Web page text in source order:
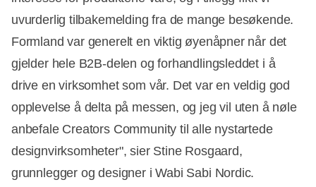
uvurderlig tilbakemelding fra de mange besøkende.
Formland var generelt en viktig øyenåpner når det
gjelder hele B2B-delen og forhandlingsleddet i å
drive en virksomhet som vår. Det var en veldig god
opplevelse å delta på messen, og jeg vil uten å nøle
anbefale Creators Community til alle nystartede
designvirksomheter", sier Stine Rosgaard,
grunnlegger og designer i Wabi Sabi Nordic.